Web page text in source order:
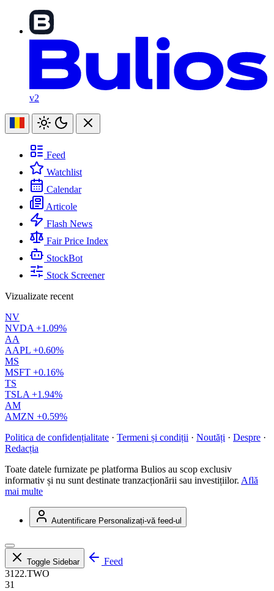
v2
Feed
Watchlist
Calendar
Articole
Flash News
Fair Price Index
StockBot
Stock Screener
Vizualizate recent
NV
NVDA +1.09%
AA
AAPL +0.60%
MS
MSFT +0.16%
TS
TSLA +1.94%
AM
AMZN +0.59%
Politica de confidențialitate · Termeni și condiții · Noutăți · Despre ·
Redacția
Toate datele furnizate pe platforma Bulios au scop exclusiv
informativ și nu sunt destinate tranzacționării sau investițiilor. Află
mai multe
Autentificare Personalizați-vă feed-ul
Toggle Sidebar
Feed
3122.TWO
31